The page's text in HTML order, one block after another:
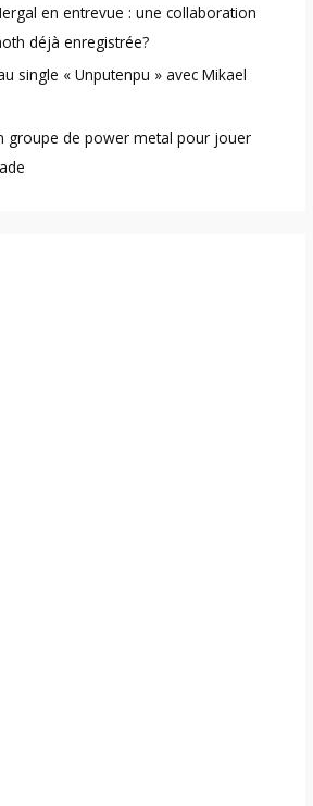
en entrevue : une collaboration
déjà enregistrée?
single « Unputenpu » avec Mikael
groupe de power metal pour jouer